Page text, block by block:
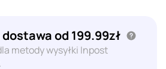
od 199.99zł
metody wysyłki Inpost